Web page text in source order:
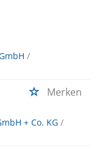
/
Merken
+ Co. KG /